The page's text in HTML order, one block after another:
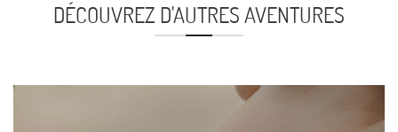
DÉCOUVREZ D'AUTRES AVENTURES